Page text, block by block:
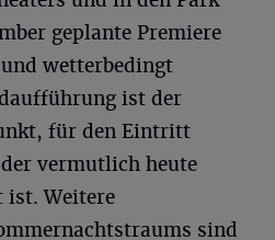
geplante Premiere
wetterbedingt
ist der
für den Eintritt
vermutlich heute
ist. Weitere
sind